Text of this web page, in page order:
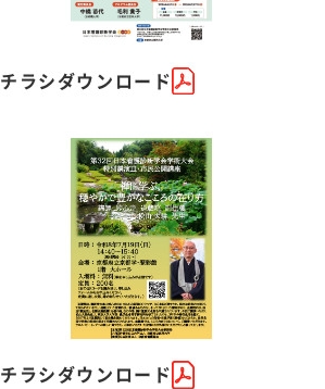
チラシダウンロード
チラシダウンロード